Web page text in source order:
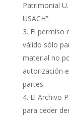
Patrimonial
USACH”.
El permiso
válido sólo
material no
autorización
partes.
El Archivo
para ceder